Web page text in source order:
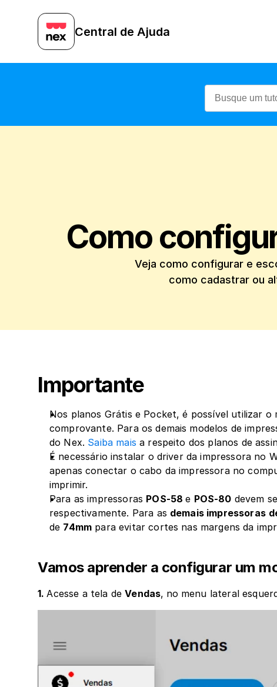
Central de Ajuda
Como
Veja como configurar e
como cadastrar ou
Importante
Nos planos Grátis e Pocket, é possível utilizar o
comprovante. Para os demais modelos de
do Nex. Saiba mais a respeito dos planos de
É necessário instalar o driver da impressora no
apenas conectar o cabo da impressora no
imprimir.
Para as impressoras POS-58 e POS-80 devem
respectivamente. Para as demais impressoras
de 74mm para evitar cortes nas margens da
Vamos aprender a configurar um
1. Acesse a tela de Vendas, no menu lateral